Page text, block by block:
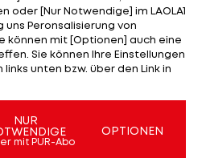
der Grazer geht es in die
Ergebnis bleibt es auch
Defense-Reihen halten
oder [Nur Notwendige] im LAOLA1
uns Peronsalisierung von
können mit [Optionen] auch eine
Sie können Ihre Einstellungen
unten bzw. über den Link in
NUR
mit PUR-Abo
OPTIONEN